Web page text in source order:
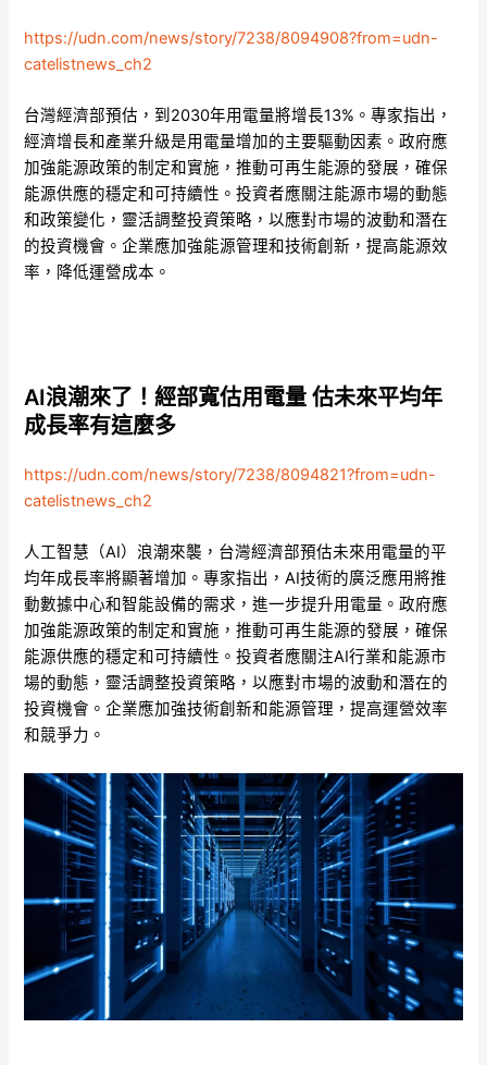
https://udn.com/news/story/7238/8094908?from=udn-
catelistnews_ch2
台灣經濟部預估，到2030年用電量將增長13%。專家指出，
經濟增長和產業升級是用電量增加的主要驅動因素。政府應
加強能源政策的制定和實施，推動可再生能源的發展，確保
能源供應的穩定和可持續性。投資者應關注能源市場的動態
和政策變化，靈活調整投資策略，以應對市場的波動和潛在
的投資機會。企業應加強能源管理和技術創新，提高能源效
率，降低運營成本。
AI浪潮來了！經部寬估用電量 估未來平均年
成長率有這麼多
https://udn.com/news/story/7238/8094821?from=udn-
catelistnews_ch2
人工智慧（AI）浪潮來襲，台灣經濟部預估未來用電量的平
均年成長率將顯著增加。專家指出，AI技術的廣泛應用將推
動數據中心和智能設備的需求，進一步提升用電量。政府應
加強能源政策的制定和實施，推動可再生能源的發展，確保
能源供應的穩定和可持續性。投資者應關注AI行業和能源市
場的動態，靈活調整投資策略，以應對市場的波動和潛在的
投資機會。企業應加強技術創新和能源管理，提高運營效率
和競爭力。